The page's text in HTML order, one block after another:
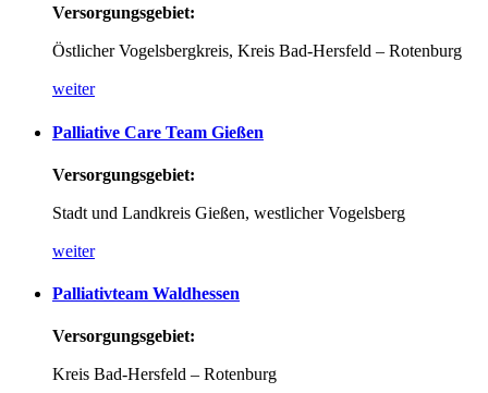
Versorgungsgebiet:
Östlicher Vogelsbergkreis, Kreis Bad-Hersfeld – Rotenburg
weiter
Palliative Care Team Gießen
Versorgungsgebiet:
Stadt und Landkreis Gießen, westlicher Vogelsberg
weiter
Palliativteam Waldhessen
Versorgungsgebiet:
Kreis Bad-Hersfeld – Rotenburg